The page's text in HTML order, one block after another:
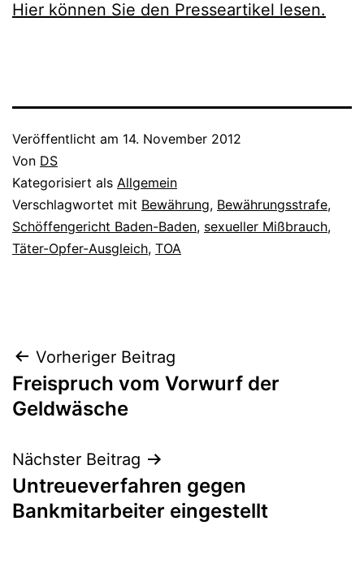
Hier können Sie den Presseartikel lesen.
Veröffentlicht am 14. November 2012
Von DS
Kategorisiert als Allgemein
Verschlagwortet mit Bewährung, Bewährungsstrafe,
Schöffengericht Baden-Baden, sexueller Mißbrauch,
Täter-Opfer-Ausgleich, TOA
Vorheriger Beitrag
Freispruch vom Vorwurf der
Geldwäsche
Nächster Beitrag
Untreueverfahren gegen
Bankmitarbeiter eingestellt